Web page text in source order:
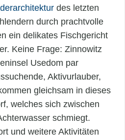
des letzten
durch prachtvolle
ein delikates Fischgericht
Keine Frage: Zinnowitz
Usedom par
Aktivurlauber,
gleichsam in dieses
welches sich zwischen
schmiegt.
und weitere Aktivitäten